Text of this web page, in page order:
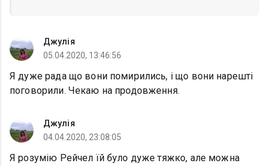
Джулія
05.04.2020, 13:46:56
Я дуже рада що вони помирились, і що вони нарешті
поговорили. Чекаю на продовження.
Джулія
04.04.2020, 23:08:05
Я розумію Рейчел їй було дуже тяжко, але можна